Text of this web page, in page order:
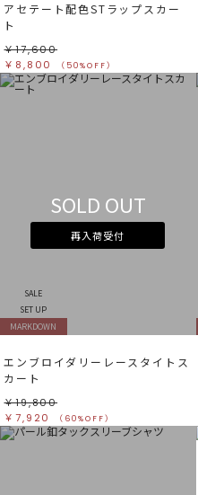
アセテート配色STラップスカー
ト
￥17,600
￥8,800
（50%OFF）
SOLD OUT
再入荷受付
SALE
SET UP
MARKDOWN
エンブロイダリーレースタイトス
カート
￥19,800
￥7,920
（60%OFF）